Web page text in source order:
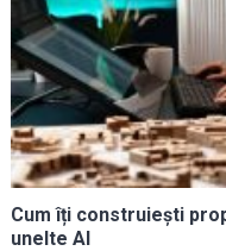
Cum îți construiești
unelte AI